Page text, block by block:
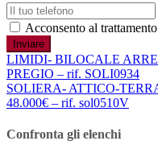
Acconsento al
Inviare
LIMIDI- BILOCALE
PREGIO – rif. SOLI0934
SOLIERA- ATTICO-
48.000€ – rif. sol0510V
Confronta gli elenchi